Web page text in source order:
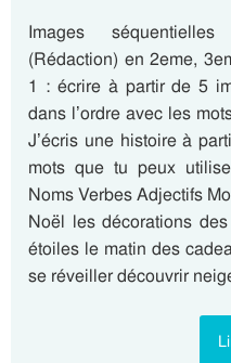
Images
(Rédaction) en 2eme,
1 : écrire à partir de 5
dans l’ordre avec les
J’écris une histoire à
mots que tu peux
Noms Verbes Adjectifs
Noël les décorations
étoiles le matin des
se réveiller découvrir